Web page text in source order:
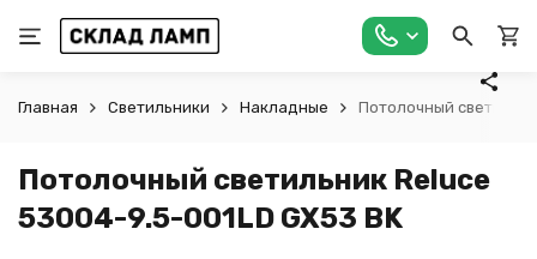
Главная Светильники Накладные Потолочный
Потолочный светильник Reluce
53004-9.5-001LD GX53 BK